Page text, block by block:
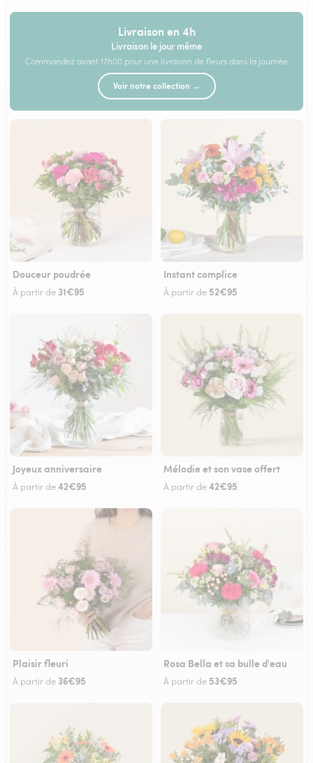
Livraison en 4h
Livraison le jour même
Commandez avant 17h00 pour une livraison de fleurs dans la journée
Voir notre collection →
Douceur poudrée
À partir de 31€95
Instant complice
À partir de 52€95
Joyeux anniversaire
À partir de42€95
Mélodie et son vase offert
À partir de42€95
Plaisir fleuri
À partir de 36€95
Rosa Bella et sa bulle d'eau
À partir de 53€95